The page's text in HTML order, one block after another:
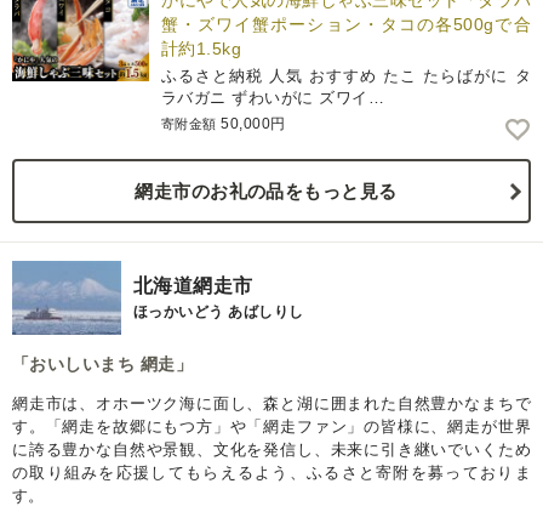
蟹・ズワイ蟹ポーション・タコの各500gで合
計約1.5kg
ふるさと納税 人気 おすすめ たこ たらばがに タ
ラバガニ ずわいがに ズワイ…
寄附金額 50,000円
網走市のお礼の品をもっと見る
北海道網走市
ほっかいどう あばしりし
「おいしいまち 網走」
網走市は、オホーツク海に面し、森と湖に囲まれた自然豊かなまちで
す。「網走を故郷にもつ方」や「網走ファン」の皆様に、網走が世界
に誇る豊かな自然や景観、文化を発信し、未来に引き継いでいくため
の取り組みを応援してもらえるよう、ふるさと寄附を募っておりま
す。